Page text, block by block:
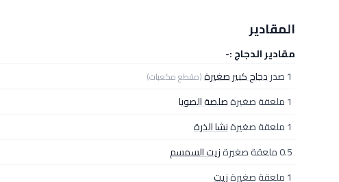
المقادير
مقادير الدجاج :-
1 صدر
دجاج كبير صغيرة(مقطع مكعبات)
1 ملعقة صغيرة
صلصة الصويا
1 ملعقة صغيرة
نشا الذرة
0.5 ملعقة صغيرة
زيت السمسم
1 ملعقة صغيرة
زيت